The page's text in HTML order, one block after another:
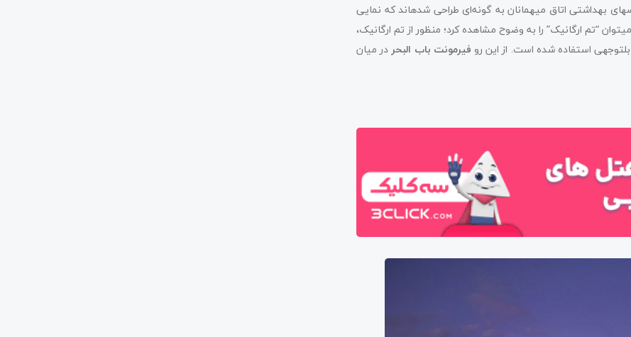
بهداشتی اتاق میهمانان به گونه‌ای طراحی شده­اند که نمایی
“تم ارگانیک” را به وضوح مشاهده کرد؛ منظور از تم ارگانیک،
استفاده شده است. از این رو فیرمونت باب البحردر میان